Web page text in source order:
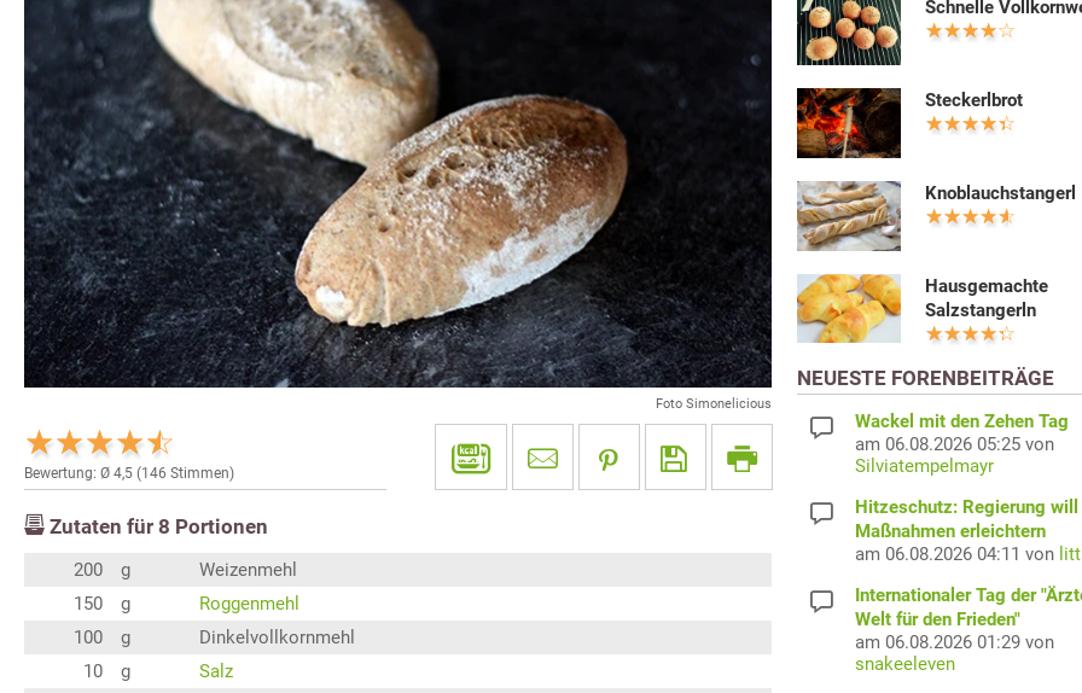
Foto Simonelicious
Bewertung: Ø 4,5 (146 Stimmen)
Zutaten für 8 Portionen
200 g
Weizenmehl
150
g
Roggenmehl
100
g
Dinkelvollkornmehl
10
g
Salz
Schnelle
Steckerlbrot
Knoblauchstangerl
Hausgemachte
Salzstangerln
NEUESTE FORENBEITRÄGE
Wackel mit den Zehen Tag
am 06.08.2026 05:25 von
Silviatempelmayr
Hitzeschutz: Regierung will
Maßnahmen erleichtern
am 06.08.2026 04:11 von
Internationaler Tag der
Welt für den Frieden"
am 06.08.2026 01:29 von
snakeeleven